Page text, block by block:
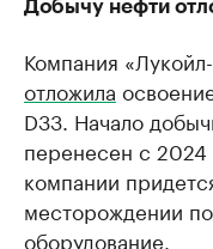
Добычу нефти
Компания
отложила
D33. Начало
перенесен с 2024
компании
месторождении
оборудование.